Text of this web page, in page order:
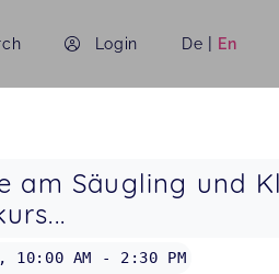
Login De | En
am Säugling und
, 10:00 AM - 2:30 PM